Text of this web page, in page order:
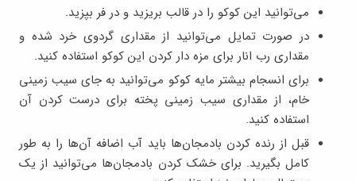
می‌توانید این کوکو را در قالب بریزید و در فر بپزید.
در صورت تمایل می‌توانید از مقداری گردوی خرد شده و
مقداری رب انار برای مزه دار کردن این کوکو استفاده کنید.
برای انسجام بیشتر مایه کوکو می‌توانید به جای سیب زمینی
خام، از مقداری سیب زمینی پخته برای درست کردن آن
استفاده کنید.
قبل از رنده کردن بادمجان‌ها باید آب اضافه آن‌ها را به طور
کامل بگیرید. برای خشک کردن بادمجان‌ها می‌توانید از یک